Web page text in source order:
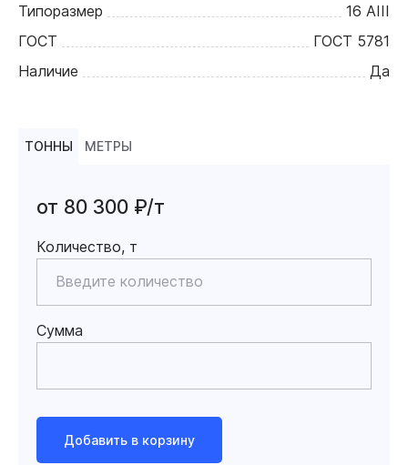
Типоразмер
16 АIII
ГОСТ
ГОСТ 5781
Наличие
Да
ТОННЫ МЕТРЫ
от 80 300 ₽/т
Количество, т
Сумма
Добавить в корзину